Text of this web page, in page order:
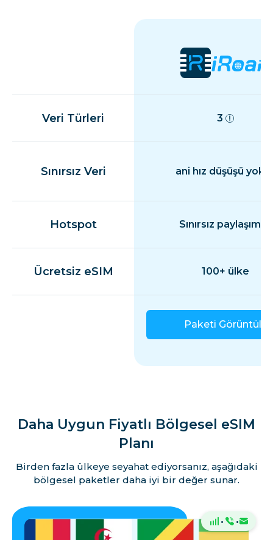
Veri Türleri 3
Sınırsız Veri ani hız düşüşü yok
Hotspot Sınırsız paylaşım
Ücretsiz eSIM 100+ ülke
Paketi Görüntüle
Daha Uygun Fiyatlı Bölgesel eSIM
Planı
Birden fazla ülkeye seyahat ediyorsanız, aşağıdaki
bölgesel paketler daha iyi bir değer sunar.
· ·